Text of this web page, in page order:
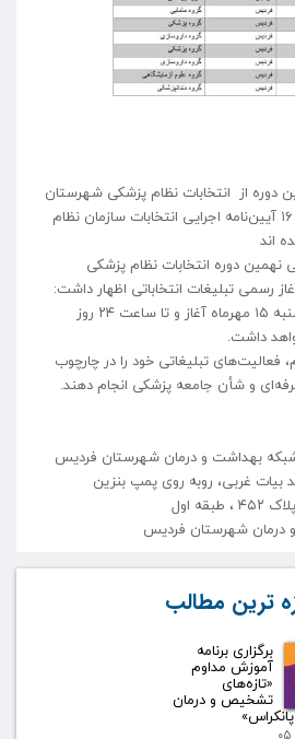
دوره از انتخابات نظام پزشکی شهرستان
فردیس که بر اساس مفاد ماده ۱۶ آیین‌نامه اجرایی انتخابات سازمان نظام
اند
دوره انتخابات نظام پزشکی
رسمی تبلیغات انتخاباتی اظهار داشت:
تبلیغات داوطلبان از روز سه شنبه ۱۵ مهرماه آغاز و تا ساعت ۲۴ روز
فعالیت‌های تبلیغاتی خود را در چارچوب
و شأن جامعه پزشکی انجام دهند.
شبکه بهداشت و درمان شهرستان فردیس
بیات غربی، روبه روی پمپ بنزین
اول
درمان شهرستان فردیس
ترین مطالب
برگزاری برنامه
آموزش مداوم
«تازه‌های
تشخیص و درمان